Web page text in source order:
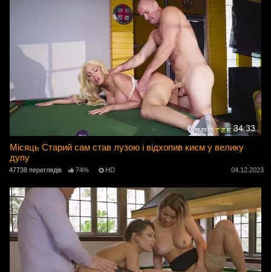
34:33
Місяць Старий сам став лузою і відхопив києм у велику
дупу
47738 переглядів 74% HD 04.12.2023